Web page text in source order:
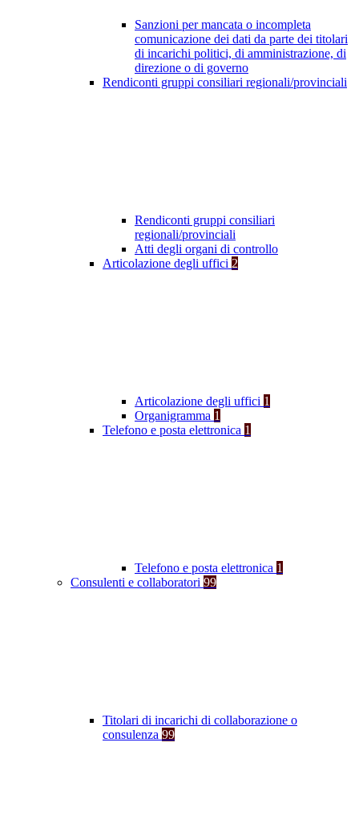
Sanzioni per mancata o incompleta
comunicazione dei dati da parte dei titolari
di incarichi politici, di amministrazione, di
direzione o di governo
Rendiconti gruppi consiliari regionali/provinciali
Rendiconti gruppi consiliari
regionali/provinciali
Atti degli organi di controllo
Articolazione degli uffici 2
Articolazione degli uffici 1
Organigramma 1
Telefono e posta elettronica 1
Telefono e posta elettronica 1
Consulenti e collaboratori 99
Titolari di incarichi di collaborazione o
consulenza 99